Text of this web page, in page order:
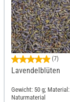
(7)
Lavendelblüten
Gewicht: 50 g; Material:
Naturmaterial